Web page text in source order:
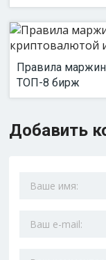
Правила
ТОП-8 бирж
Добавить